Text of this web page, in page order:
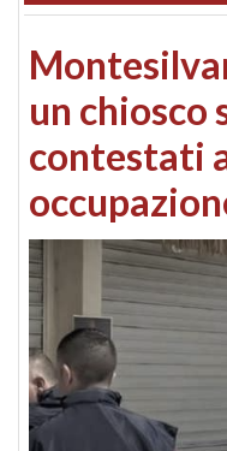
un chiosco
contestati